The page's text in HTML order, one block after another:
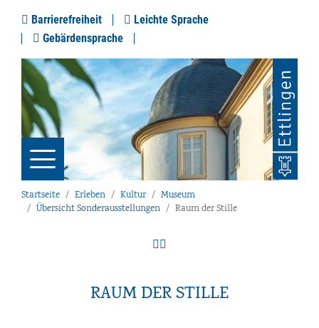
Barrierefreiheit
Leichte Sprache
Gebärdensprache
Startseite Erleben Kultur
Museum
Übersicht Sonderausstellungen
Raum der Stille
RAUM DER STILLE